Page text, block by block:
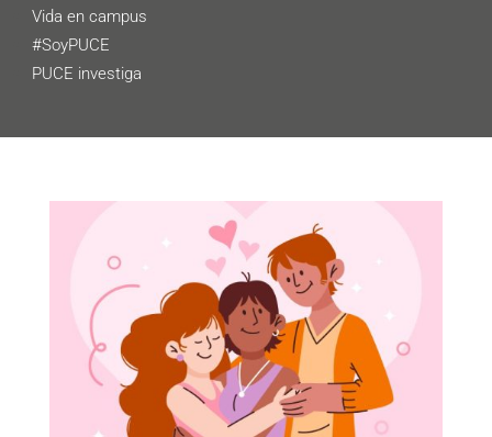
Vida en campus
#SoyPUCE
PUCE investiga